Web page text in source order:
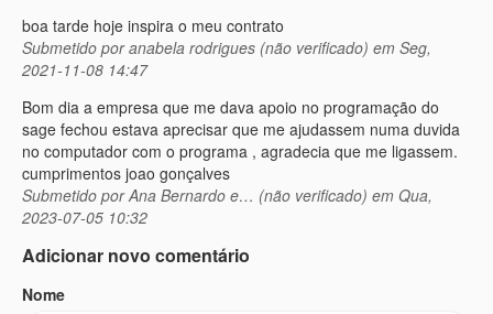
boa tarde hoje inspira o meu contrato
Submetido poranabela rodrigues (não verificado) em Seg,
2021-11-08 14:47
Bom dia a empresa que me dava apoio no programação do
sage fechou estava aprecisar que me ajudassem numa duvida
no computador com o programa , agradecia que me ligassem.
cumprimentos joao gonçalves
Submetido porAna Bernardo e… (não verificado) em Qua,
2023-07-05 10:32
Adicionar novo comentário
Nome